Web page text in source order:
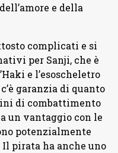
e della
complicati e si
per Sanji, che è
e l’esoscheletro
garanzia di quanto
di combattimento
un vantaggio con le
potenzialmente
pirata ha anche uno